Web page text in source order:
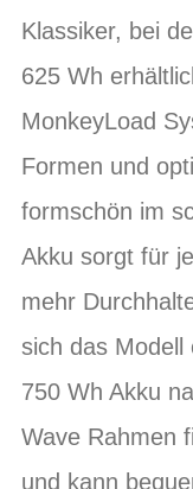
Klassiker, bei
625 Wh
MonkeyLoad
Formen und
formschön im
Akku sorgt für
mehr
sich das Modell
750 Wh Akku
Wave Rahmen
und kann